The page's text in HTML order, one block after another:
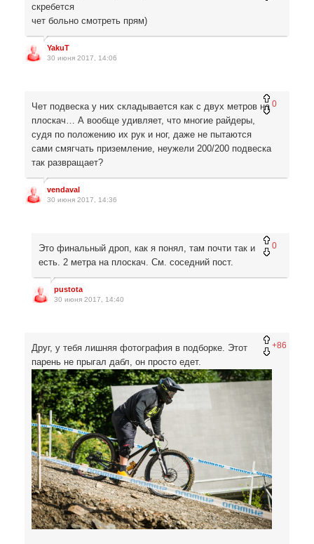
скребется
чет больно смотреть прям)
YakuT
30 июня 2017, 14:06
0
Чет подвеска у них складывается как с двух метров на
плоскач… А вообще удивляет, что многие райдеры,
судя по положению их рук и ног, даже не пытаются
сами смягчать приземление, неужели 200/200 подвеска
так развращает?
vendaval
30 июня 2017, 14:36
0
Это финальный дроп, как я понял, там почти так и
есть. 2 метра на плоскач. См. соседний пост.
pustota
30 июня 2017, 14:40
+86
Друг, у тебя лишняя фотография в подборке. Этот
парень не прыгал дабл, он просто едет.